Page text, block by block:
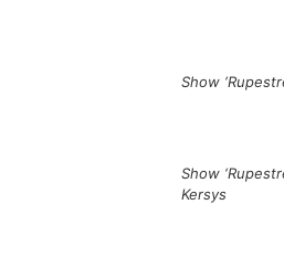
Show
Show
Kersys